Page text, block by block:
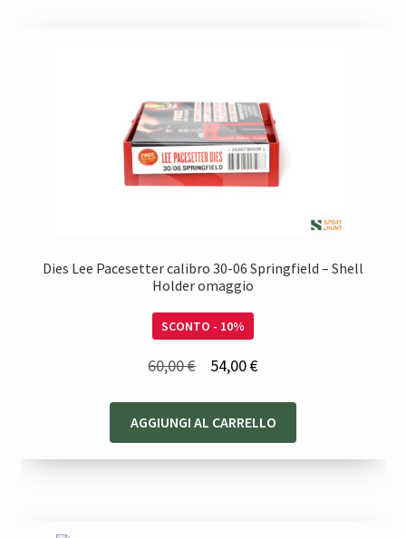
Dies Lee Pacesetter calibro 30-06 Springfield – Shell
Holder omaggio
SCONTO - 10%
60,00€
originale
era:
54,00€Il
attuale
è:
AGGIUNGI AL CARRELLO